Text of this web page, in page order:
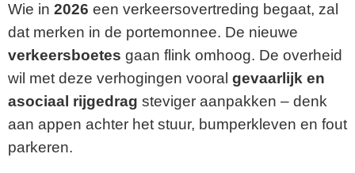
Wie in 2026 een verkeersovertreding begaat, zal
dat merken in de portemonnee. De nieuwe
verkeersboetes gaan flink omhoog. De overheid
wil met deze verhogingen vooral gevaarlijk en
asociaal rijgedrag steviger aanpakken – denk
aan appen achter het stuur, bumperkleven en fout
parkeren.